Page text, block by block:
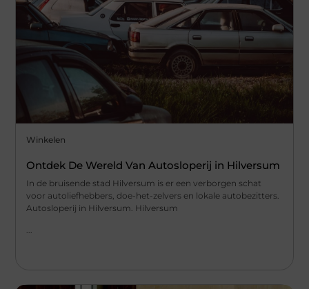
Winkelen
Ontdek De Wereld Van Autosloperij in Hilversum
In de bruisende stad Hilversum is er een verborgen schat
voor autoliefhebbers, doe-het-zelvers en lokale autobezitters.
Autosloperij in Hilversum. Hilversum
...